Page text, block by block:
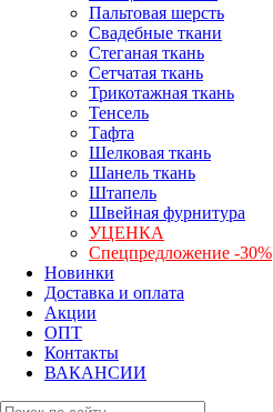
Пальтовая шерсть
Свадебные ткани
Стеганая ткань
Сетчатая ткань
Трикотажная ткань
Тенсель
Тафта
Шелковая ткань
Шанель ткань
Штапель
Швейная фурнитура
УЦЕНКА
Спецпредложение -30%
Новинки
Доставка и оплата
Акции
ОПТ
Контакты
ВАКАНСИИ